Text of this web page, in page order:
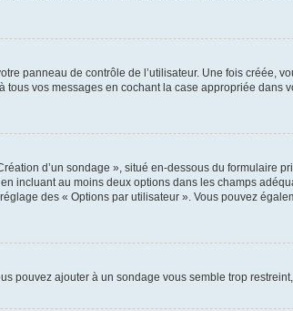
panneau de contrôle de l’utilisateur. Une fois créée,
vos messages en cochant la case appropriée
d’un sondage », situé en-dessous du formulaire
incluant au moins deux options dans les champs
des « Options par utilisateur ». Vous pouvez
pouvez ajouter à un sondage vous semble trop